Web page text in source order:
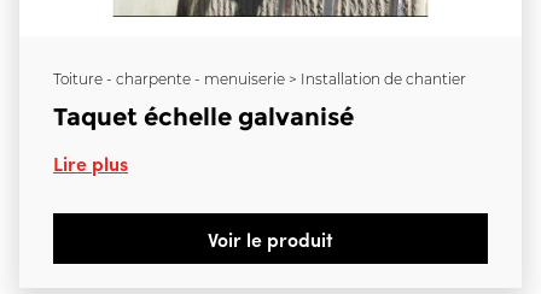
Toiture - charpente - menuiserie > Installation de chantier
Taquet échelle galvanisé
Lire plus
Voir le produit